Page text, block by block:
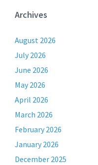
Archives
August 2026
July 2026
June 2026
May 2026
April 2026
March 2026
February 2026
January 2026
December 2025